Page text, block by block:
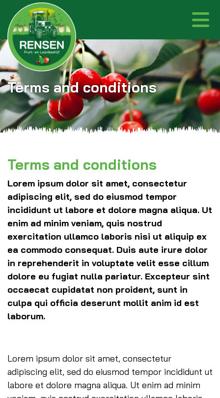
Terms and conditions
Terms and conditions
Lorem ipsum dolor sit amet, consectetur
adipiscing elit, sed do eiusmod tempor
incididunt ut labore et dolore magna aliqua. Ut
enim ad minim veniam, quis nostrud
exercitation ullamco laboris nisi ut aliquip ex
ea commodo consequat. Duis aute irure dolor
in reprehenderit in voluptate velit esse cillum
dolore eu fugiat nulla pariatur. Excepteur sint
occaecat cupidatat non proident, sunt in
culpa qui officia deserunt mollit anim id est
laborum.
Lorem ipsum dolor sit amet, consectetur
adipiscing elit, sed do eiusmod tempor incididunt ut
labore et dolore magna aliqua. Ut enim ad minim